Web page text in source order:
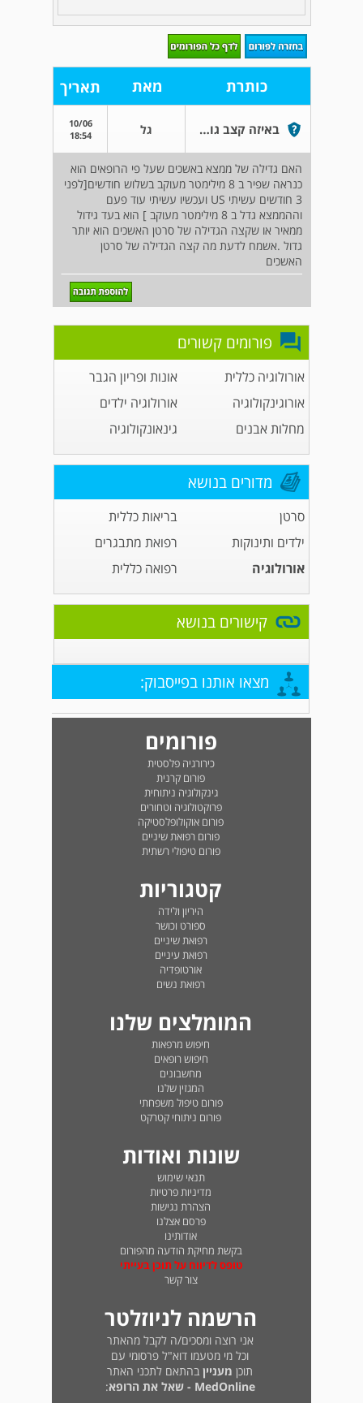
כותרת מאת תאריך
באיזה קצב גודל סרטן האשכים גל
10/06
18:54
האם גדילה של ממצא באשכים שעל פי הרופאים הוא
כנראה שפיר ב 8 מילימטר מעוקב בשלוש חודשים[לפני
3 חודשים עשיתי US ועכשיו עשיתי עוד פעם
וההממצא גדל ב 8 מילימטר מעוקב ] הוא בעד גידול
ממאיר או שקצה הגדילה של סרטן האשכים הוא יותר
גדול .אשמח לדעת מה קצה הגדילה של סרטן
האשכים
פורומים קשורים
אורולוגיה כללית
אונות ופריון הגבר
אורוגינקולוגיה
אורולוגיה ילדים
מחלות אבנים
גינאונקולוגיה
מדורים בנושא
סרטן
בריאות כללית
ילדים ותינוקות
רפואת מתבגרים
אורולוגיה
רפואה כללית
קישורים בנושא
מצאו אותנו בפייסבוק:
פורומים
כירורגיה פלסטית
פורום קרנית
גינקולוגיה ניתוחית
פרוקטולוגיה וטחורים
פורום אוקולופלסטיקה
פורום רפואת שיניים
פורום טיפולי רשתית
קטגוריות
היריון ולידה
ספורט וכושר
רפואת שיניים
רפואת עיניים
אורטופדיה
רפואת נשים
המומלצים שלנו
חיפוש מרפאות
חיפוש רופאים
מחשבונים
המגזין שלנו
פורום טיפול משפחתי
פורום ניתוחי קטרקט
שונות ואודות
תנאי שימוש
מדיניות פרטיות
הצהרת נגישות
פרסם אצלנו
אודותינו
בקשת מחיקת הודעה מהפורום
טופס לדיווח על תוכן בעייתי
צור קשר
הרשמה לניוזלטר
אני רוצה ומסכים/ה לקבל מהאתר
וכל מי מטעמו דוא"ל פרסומי עם
תוכן מעניין בהתאם לתכני האתר
MedOnline - שאל את הרופא
: